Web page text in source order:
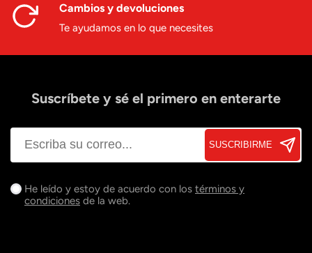
Cambios y devoluciones
Te ayudamos en lo que necesites
Suscríbete y sé el primero en enterarte
SUSCRIBIRME
He leído y estoy de acuerdo con los términos y
condiciones de la web.